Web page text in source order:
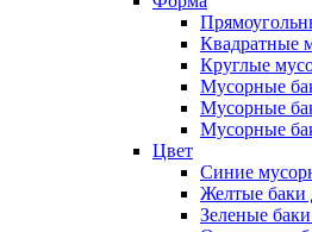
Квадратные
Круглые
Мусорные
Мусорные
Мусорные
Цвет
Синие
Желтые баки
Зеленые